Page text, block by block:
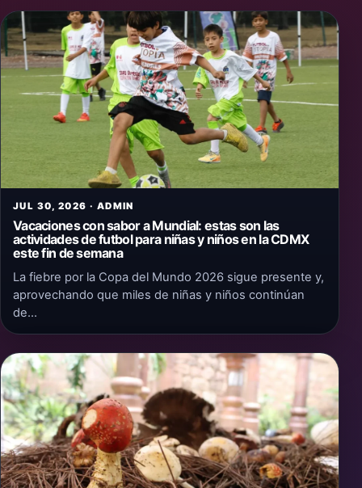
JUL 30, 2026 · ADMIN
Vacaciones con sabor a Mundial: estas son las
actividades de futbol para niñas y niños en la CDMX
este fin de semana
La fiebre por la Copa del Mundo 2026 sigue presente y,
aprovechando que miles de niñas y niños continúan
de…